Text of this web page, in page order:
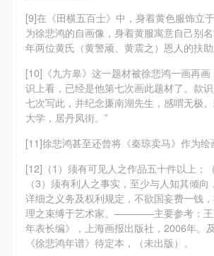
[9]在《田横五百士》中，身着黄色服饰立
为徐悲鸿的自画像，身着黄服寓意自己别
年两位黄氏（黄警顽、黄震之）恩人的扶助
[10]《九方皋》这一题材被徐悲鸿一画再
识上看，已经是他第七次画此题材了。款
七次写此，并纪念廉南湖先生，感喟无极
大学，居丹凤街。”
[11]徐悲鸿甚至还曾将《秦琼卖马》作为绘
[12]（1）须有可见人之作品五十件以上；
（3）须有利人之事实，至少与人知其倾
详细之义务及权利规定，不欲国妄费一钱
理之束缚于艺术家。————主要参考：王
年表长编》，上海画报出版社，2006年。
《徐悲鸿年谱》待定本，（未出版）。